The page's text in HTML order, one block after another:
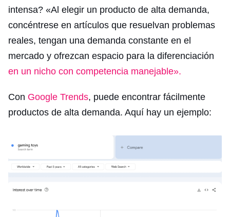
intensa? «Al elegir un producto de alta demanda,
concéntrese en artículos que resuelvan problemas
reales, tengan una demanda constante en el
mercado y ofrezcan espacio para la diferenciación
en un nicho con competencia manejable».
Con Google Trends, puede encontrar fácilmente
productos de alta demanda. Aquí hay un ejemplo: